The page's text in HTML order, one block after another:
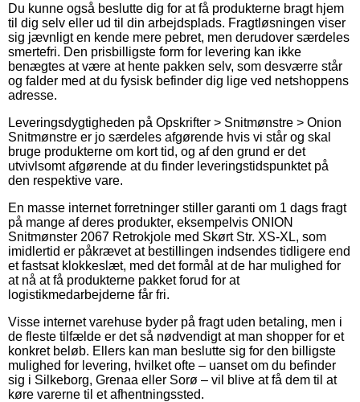
Du kunne også beslutte dig for at få produkterne bragt hjem
til dig selv eller ud til din arbejdsplads. Fragtløsningen viser
sig jævnligt en kende mere pebret, men derudover særdeles
smertefri. Den prisbilligste form for levering kan ikke
benægtes at være at hente pakken selv, som desværre står
og falder med at du fysisk befinder dig lige ved netshoppens
adresse.
Leveringsdygtigheden på Opskrifter > Snitmønstre > Onion
Snitmønstre er jo særdeles afgørende hvis vi står og skal
bruge produkterne om kort tid, og af den grund er det
utvivlsomt afgørende at du finder leveringstidspunktet på
den respektive vare.
En masse internet forretninger stiller garanti om 1 dags fragt
på mange af deres produkter, eksempelvis ONION
Snitmønster 2067 Retrokjole med Skørt Str. XS-XL, som
imidlertid er påkrævet at bestillingen indsendes tidligere end
et fastsat klokkeslæt, med det formål at de har mulighed for
at nå at få produkterne pakket forud for at
logistikmedarbejderne får fri.
Visse internet varehuse byder på fragt uden betaling, men i
de fleste tilfælde er det så nødvendigt at man shopper for et
konkret beløb. Ellers kan man beslutte sig for den billigste
mulighed for levering, hvilket ofte – uanset om du befinder
sig i Silkeborg, Grenaa eller Sorø – vil blive at få dem til at
køre varerne til et afhentningssted.